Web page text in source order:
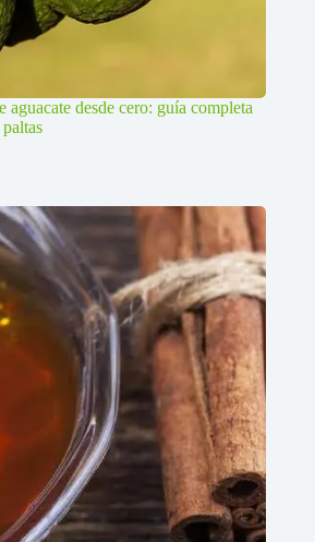
desde cero: guía completa